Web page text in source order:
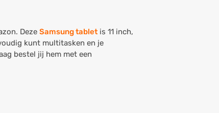
Deze Samsung tablet is 11 inch,
kunt multitasken en je
bestel jij hem met een